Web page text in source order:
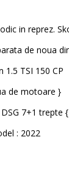
in reprez.
de noua
TSI 150 CP
de motoare }
7+1 trepte
: 2022